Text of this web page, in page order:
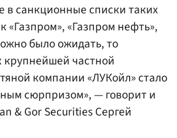
в санкционные списки таких
«Газпром», «Газпром нефть»,
было ожидать, то
крупнейшей частной
компании «ЛУКойл» стало
сюрпризом», — говорит и
& Gor Securities Сергей